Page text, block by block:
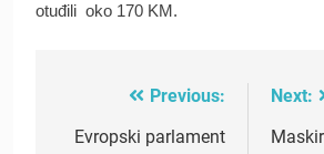
otuđili oko 170 KM.
navigation
Previous:
Evropski parlament
Next: